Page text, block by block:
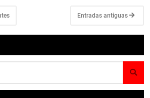
Entradas antiguas